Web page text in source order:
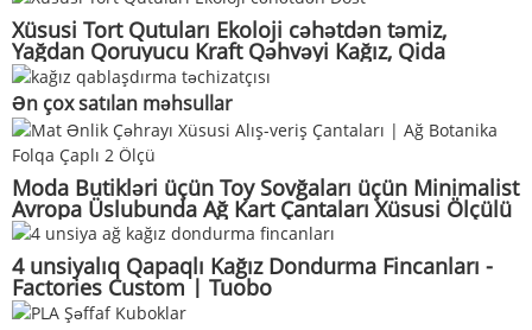
Xüsusi Tort Qutuları Ekoloji cəhətdən təmiz,
Yağdan Qoruyucu Kraft Qəhvəyi Kağız, Qida
Dərisinə Uyğun Desert Xəmiri Qablaşdırması,
Topdan Satış | Tuobo
Ən çox satılan məhsullar
Moda Butikləri üçün Toy Sovğaları üçün Minimalist
Avropa Üslubunda Ağ Kart Çantaları Xüsusi Ölçülü
Çap | Tuobo
4 unsiyalıq Qapaqlı Kağız Dondurma Fincanları -
Factories Custom | Tuobo